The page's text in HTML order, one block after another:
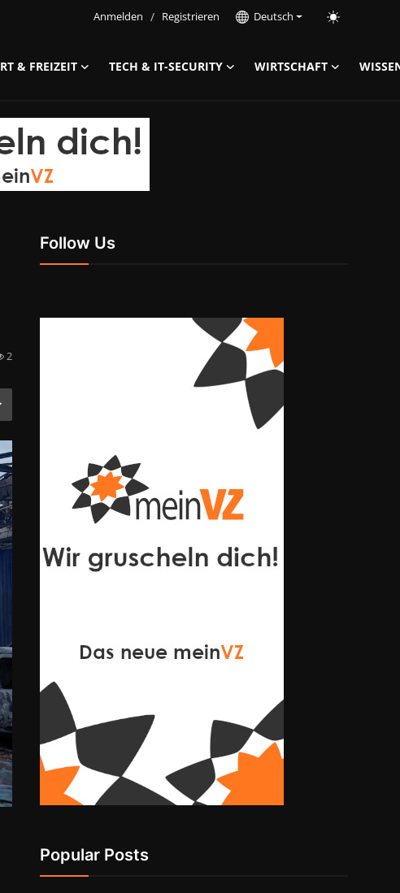
Anmelden / Registrieren Deutsch
& FREIZEIT TECH & IT-SECURITY WIRTSCHAFT
2
Follow Us
Popular Posts